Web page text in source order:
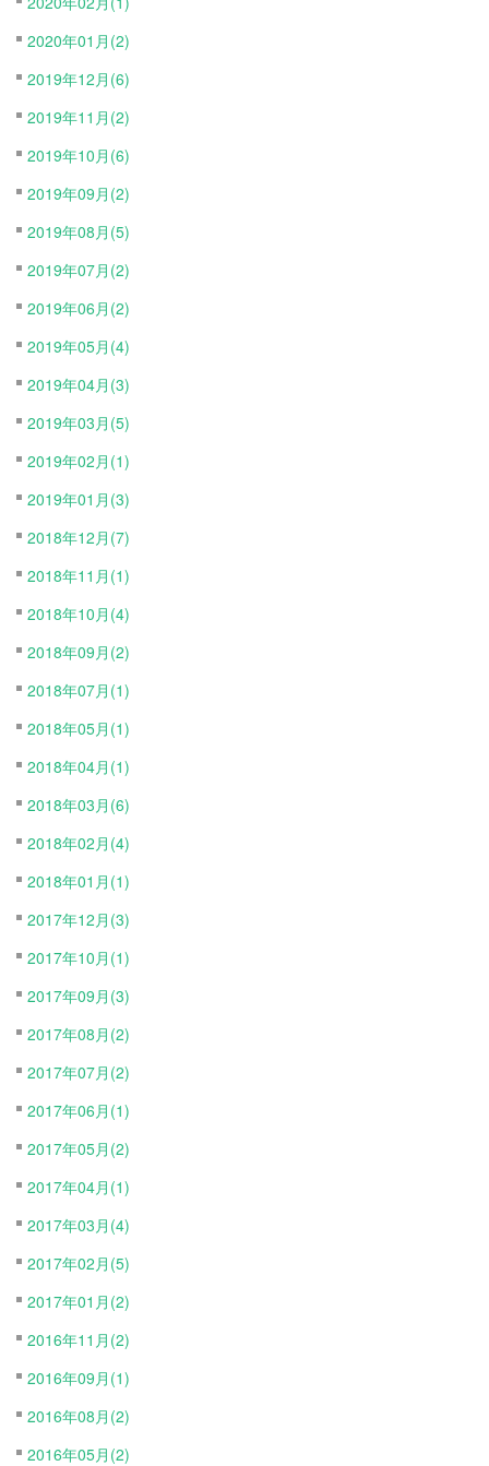
2020年01月(2)
2019年12月(6)
2019年11月(2)
2019年10月(6)
2019年09月(2)
2019年08月(5)
2019年07月(2)
2019年06月(2)
2019年05月(4)
2019年04月(3)
2019年03月(5)
2019年02月(1)
2019年01月(3)
2018年12月(7)
2018年11月(1)
2018年10月(4)
2018年09月(2)
2018年07月(1)
2018年05月(1)
2018年04月(1)
2018年03月(6)
2018年02月(4)
2018年01月(1)
2017年12月(3)
2017年10月(1)
2017年09月(3)
2017年08月(2)
2017年07月(2)
2017年06月(1)
2017年05月(2)
2017年04月(1)
2017年03月(4)
2017年02月(5)
2017年01月(2)
2016年11月(2)
2016年09月(1)
2016年08月(2)
2016年05月(2)